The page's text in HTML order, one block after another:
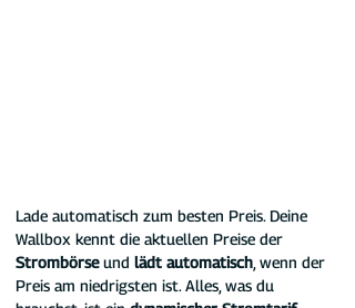
Lade automatisch zum besten Preis. Deine
Wallbox kennt die aktuellen Preise der
Strombörse und lädt automatisch , wenn der
Preis am niedrigsten ist. Alles, was du